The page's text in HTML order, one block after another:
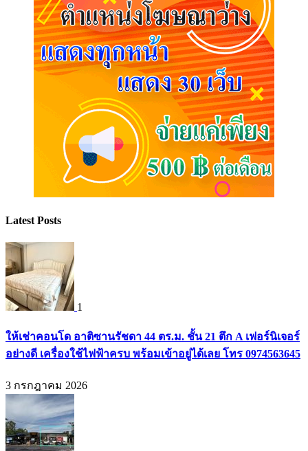
Latest Posts
1
ให้เช่าคอนโด อาติซานรัชดา 44 ตร.ม. ชั้น 21 ตึก A เฟอร์นิเจอร์
อย่างดี เครื่องใช้ไฟฟ้าครบ พร้อมเข้าอยู่ได้เลย โทร 0974563645
3 กรกฎาคม 2026